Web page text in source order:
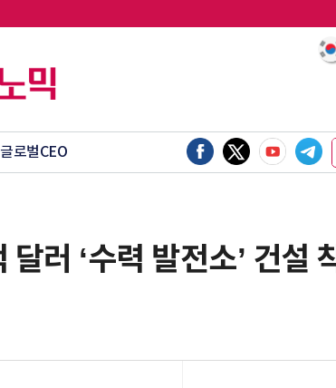
글로벌CEO
러 ‘수력 발전소’ 건설